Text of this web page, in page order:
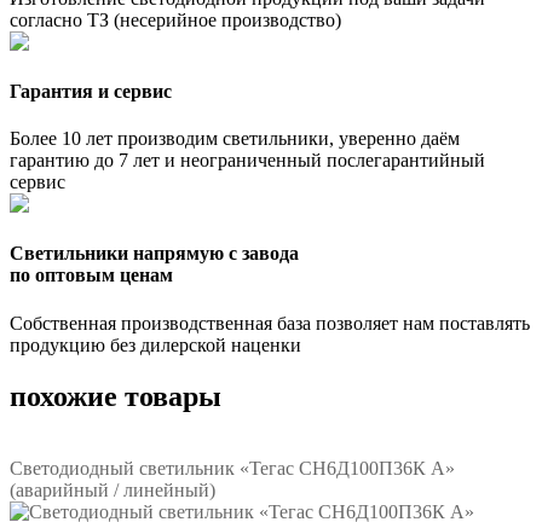
согласно ТЗ (несерийное производство)
Гарантия и сервис
Более 10 лет производим светильники, уверенно даём
гарантию до 7 лет и неограниченный послегарантийный
сервис
Светильники напрямую с завода
по оптовым ценам
Собственная производственная база позволяет нам поставлять
продукцию без дилерской наценки
похожие товары
Светодиодный светильник «Тегас СН6Д100П36К А»
(аварийный / линейный)